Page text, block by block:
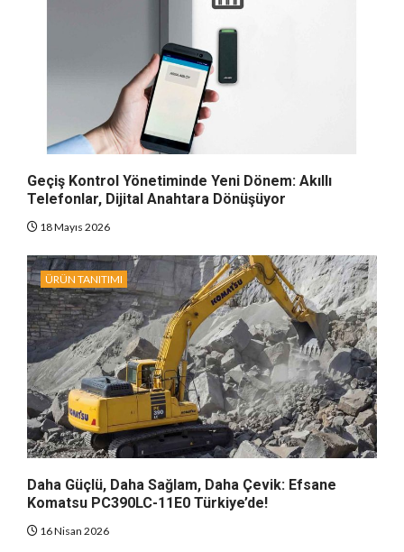
Geçiş Kontrol Yönetiminde Yeni Dönem: Akıllı
Telefonlar, Dijital Anahtara Dönüşüyor
18 Mayıs 2026
ÜRÜN TANITIMI
Daha Güçlü, Daha Sağlam, Daha Çevik: Efsane
Komatsu PC390LC-11E0 Türkiye’de!
16 Nisan 2026